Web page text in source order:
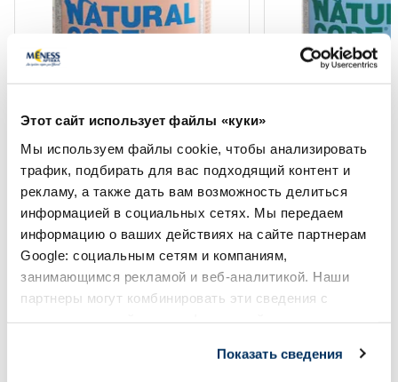
Этот сайт использует файлы «куки»
Мы используем файлы cookie, чтобы анализировать
трафик, подбирать для вас подходящий контент и
рекламу, а также дать вам возможность делиться
информацией в социальных сетях. Мы передаем
информацию о ваших действиях на сайте партнерам
Google: социальным сетям и компаниям,
занимающимся рекламой и веб-аналитикой. Наши
партнеры могут комбинировать эти сведения с
Показать сведения
NATURAL CODE Steril 04 Тунец И
г
2.13 € 2.51 €
В корзину
Регулярная цена: 2.51 €
кошек, 85 г
2.13 € 2.51 €
Регулярная цена: 2.51 €
Page 1 of 10
Солнечная защита летом ☀️